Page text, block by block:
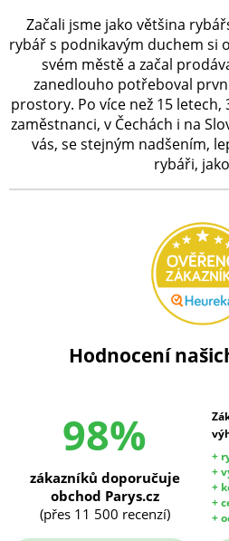
Začali jsme jako většina
rybář s podnikavým duchem si
svém městě a začal
zanedlouho potřeboval
prostory. Po více než 15 letech,
zaměstnanci, v Čechách i na
vás, se stejným nadšením,
rybáři,
Hodnocení
98%
+
+
+
+
+
zákazníků doporučuje
obchod Parys.cz
(přes 11 500 recenzí)